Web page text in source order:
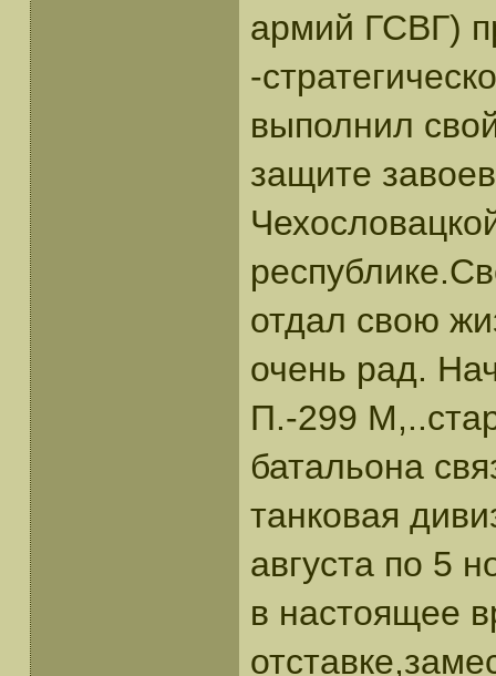
армий ГСВГ)
-
выполнил
защите
отдал свою
очень рад.
П.-299
батальона
танковая
августа по 5
в настоящее